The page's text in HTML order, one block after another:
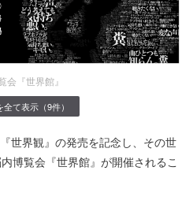
会『世界館』
全て表示（9件）
世界観』の発売を記念し、その世
博覧会『世界館』が開催されるこ